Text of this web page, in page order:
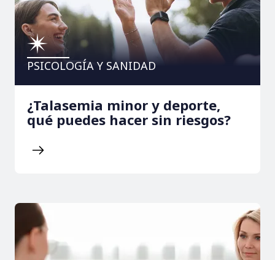
PSICOLOGÍA Y SANIDAD
¿Talasemia minor y deporte,
qué puedes hacer sin riesgos?